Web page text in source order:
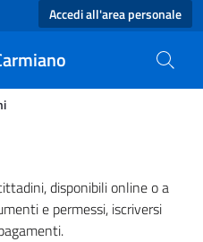
Accedi all'area personale
di Carmiano
disponibili online o a
e permessi, iscriversi